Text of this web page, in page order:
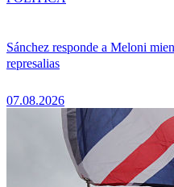
Sánchez responde a Meloni
represalias
07.08.2026